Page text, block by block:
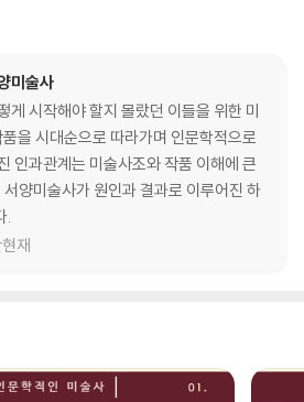
미술사
게 시작해야 할지 몰랐던 이들을 위한 미
을 시대순으로 따라가며 인문학적으로
인과관계는 미술사조와 작품 이해에 큰
양미술사가 원인과 결과로 이루어진 하
.
재